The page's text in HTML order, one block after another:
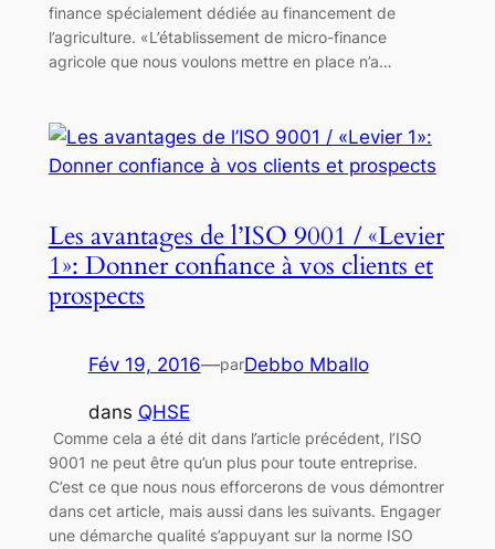
finance spécialement dédiée au financement de
l’agriculture. «L’établissement de micro-finance
agricole que nous voulons mettre en place n’a…
Les avantages de l’ISO 9001 / «Levier
1»: Donner confiance à vos clients et
prospects
Fév 19, 2016—parDebbo Mballo
dans QHSE
Comme cela a été dit dans l’article précédent, l’ISO
9001 ne peut être qu’un plus pour toute entreprise.
C’est ce que nous nous efforcerons de vous démontrer
dans cet article, mais aussi dans les suivants. Engager
une démarche qualité s’appuyant sur la norme ISO